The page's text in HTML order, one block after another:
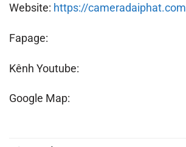
Website: https://cameradaiphat.com
Fapage:
Kênh Youtube:
Google Map: